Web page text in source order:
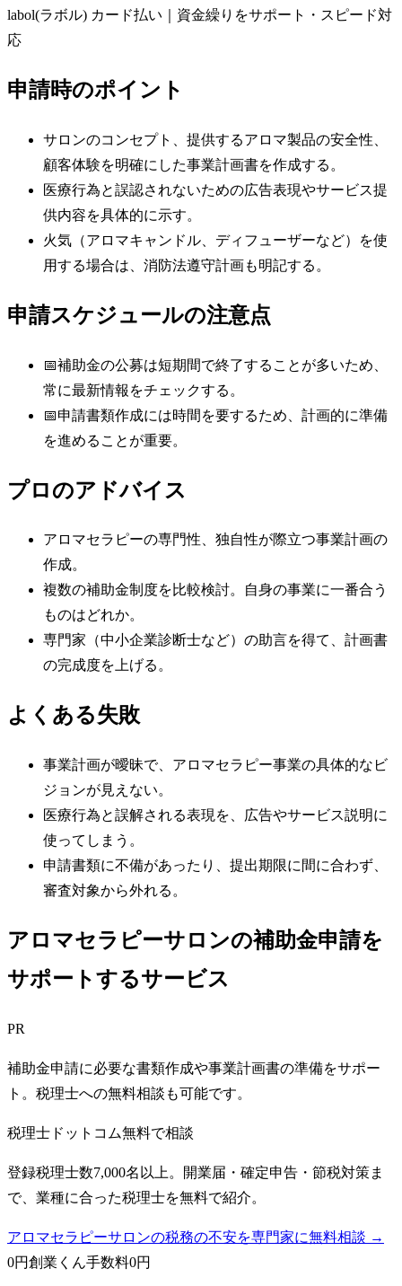
labol(ラボル) カード払い｜資金繰りをサポート・スピード対
応
申請時のポイント
サロンのコンセプト、提供するアロマ製品の安全性、
顧客体験を明確にした事業計画書を作成する。
医療行為と誤認されないための広告表現やサービス提
供内容を具体的に示す。
火気（アロマキャンドル、ディフューザーなど）を使
用する場合は、消防法遵守計画も明記する。
申請スケジュールの注意点
📅補助金の公募は短期間で終了することが多いため、
常に最新情報をチェックする。
📅申請書類作成には時間を要するため、計画的に準備
を進めることが重要。
プロのアドバイス
アロマセラピーの専門性、独自性が際立つ事業計画の
作成。
複数の補助金制度を比較検討。自身の事業に一番合う
ものはどれか。
専門家（中小企業診断士など）の助言を得て、計画書
の完成度を上げる。
よくある失敗
事業計画が曖昧で、アロマセラピー事業の具体的なビ
ジョンが見えない。
医療行為と誤解される表現を、広告やサービス説明に
使ってしまう。
申請書類に不備があったり、提出期限に間に合わず、
審査対象から外れる。
アロマセラピーサロンの補助金申請を
サポートするサービス
PR
補助金申請に必要な書類作成や事業計画書の準備をサポー
ト。税理士への無料相談も可能です。
税理士ドットコム無料で相談
登録税理士数7,000名以上。開業届・確定申告・節税対策ま
で、業種に合った税理士を無料で紹介。
アロマセラピーサロンの税務の不安を専門家に無料相談 →
0円創業くん手数料0円